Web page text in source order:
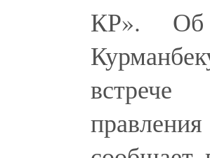
КР». Об
встрече